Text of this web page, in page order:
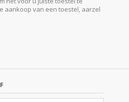
aankoop van een toestel, aarzel